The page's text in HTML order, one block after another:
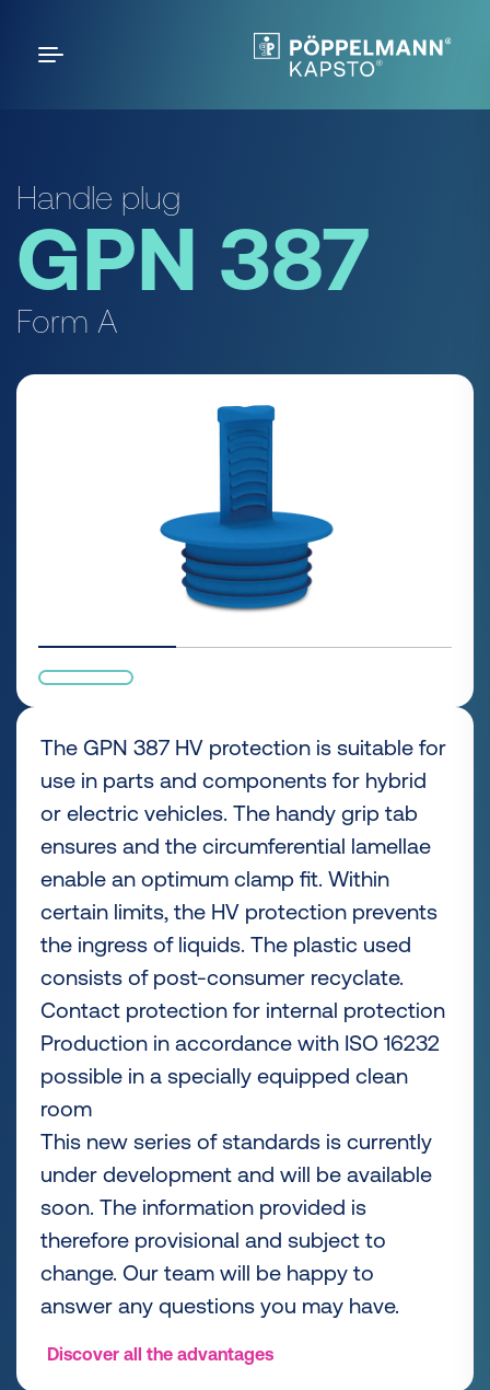
Handle plug
GPN 387
Form A
The GPN 387 HV protection is suitable for
use in parts and components for hybrid
or electric vehicles. The handy grip tab
ensures and the circumferential lamellae
enable an optimum clamp fit. Within
certain limits, the HV protection prevents
the ingress of liquids. The plastic used
consists of post-consumer recyclate.
Contact protection for internal protection
Production in accordance with ISO 16232
possible in a specially equipped clean
room
This new series of standards is currently
under development and will be available
soon. The information provided is
therefore provisional and subject to
change. Our team will be happy to
answer any questions you may have.
Discover all the advantages